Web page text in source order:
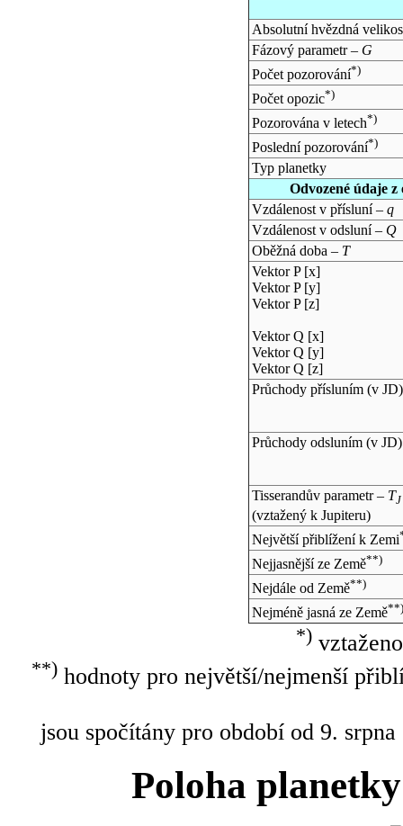
Absolutní hvězdná
Fázový parametr – G
Počet pozorování*)
Počet opozic*)
Pozorována v letech*)
Poslední pozorování*)
Typ planetky
Odvozené údaje
Vzdálenost v přísluní – q
Vzdálenost v odsluní – Q
Oběžná doba – T
Vektor P [x]
Vektor P [y]
Vektor P [z]
Vektor Q [x]
Vektor Q [y]
Vektor Q [z]
Průchody přísluním (v JD)
Průchody odsluním (v JD)
Tisserandův parametr – TJ
(vztažený k Jupiteru)
Největší přiblížení k Zemi
Nejjasnější ze Země**)
Nejdále od Země**)
Nejméně jasná ze Země**)
*)
**)hodnoty pro největší/nejmenší
jsou spočítány pro období od 9.
Poloha